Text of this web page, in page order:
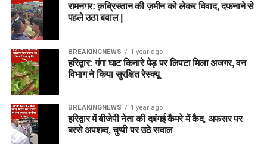
रामनगर: क़ब्रिस्तान की ज़मीन को लेकर विवाद, दफनाने से
पहले उठा बवाल |
BREAKINGNEWS 1 year ago
हरिद्वार: गंगा घाट किनारे पेड़ पर लिपटा मिला अजगर, वन
विभाग ने किया सुरक्षित रेस्क्यू
BREAKINGNEWS 1 year ago
हरिद्वार में बीजेपी नेता की दबंगई कैमरे में कैद, अफसर पर
बरसे अपशब्द, चुप्पी पर उठे सवाल